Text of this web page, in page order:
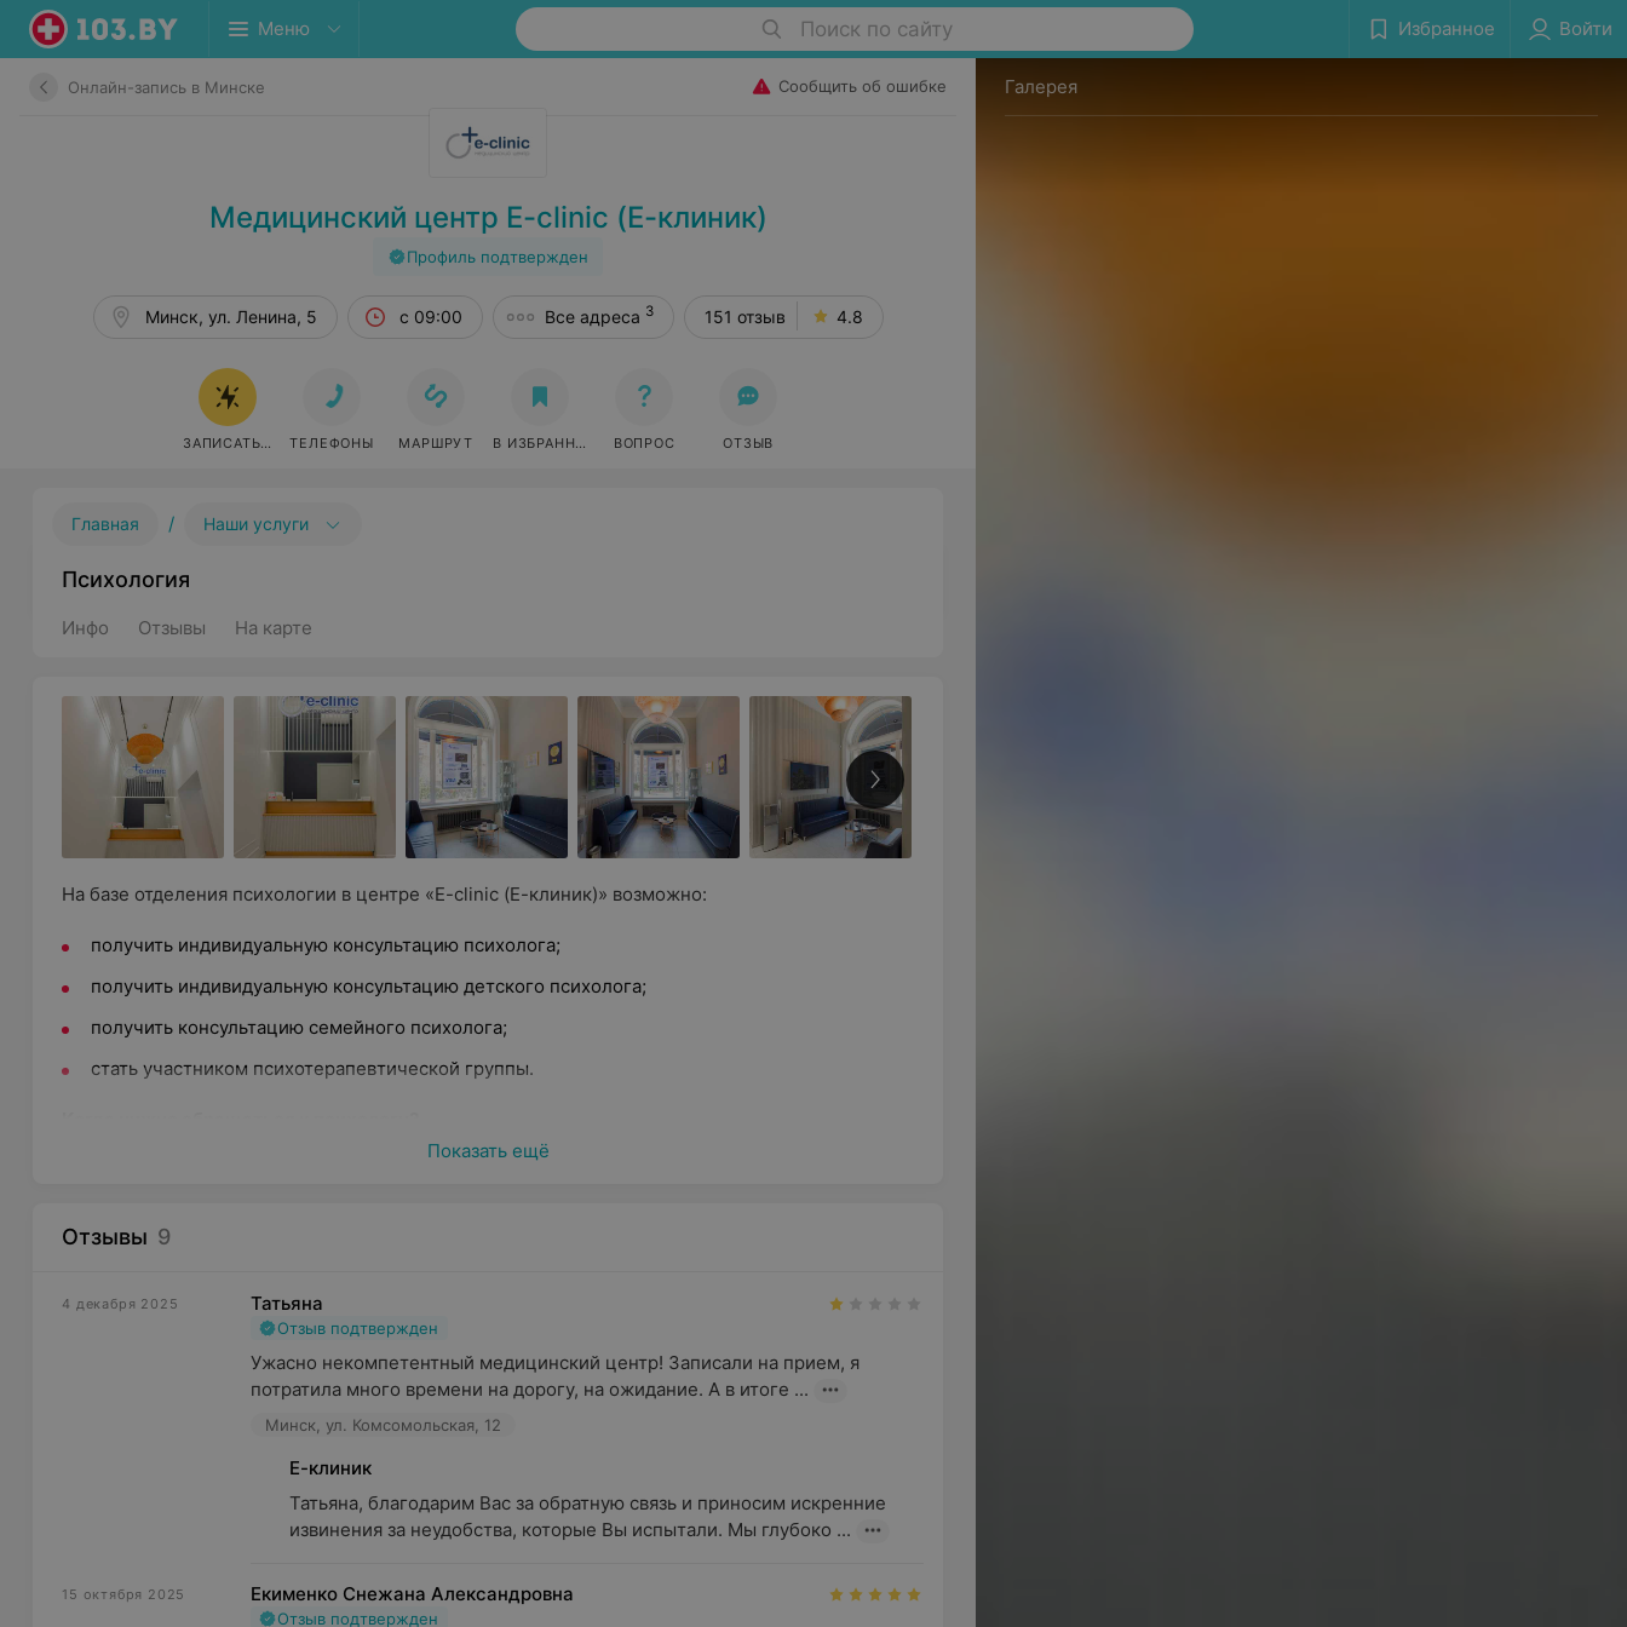
Меню Поиск по сайту Избранное Войти
Онлайн-запись в Минске Сообщить об ошибке
Медицинский центр E-clinic (Е-клиник)
Профиль подтвержден
Минск, ул. Ленина, 5 с 09:00 Все адреса 3 151 отзыв 4.8
ЗАПИСАТЬСЯ ОНЛАЙН
ТЕЛЕФОНЫ МАРШРУТ В ИЗБРАННОЕ ВОПРОС ОТЗЫВ
Главная / Наши услуги
Психология
Инфо Отзывы На карте
На базе отделения психологии в центре «E-clinic (Е-клиник)» возможно:
получить индивидуальную консультацию психолога;
получить индивидуальную консультацию детского психолога;
получить консультацию семейного психолога;
стать участником психотерапевтической группы.
(например, с утратой близкого человека).
нестабильный эмоциональный фон;
сложности с контролем эмоций;
чувство одиночества;
комплекс неполноценности;
синдром отличника;
Показать ещё
Отзывы 9
4 декабря 2025 Татьяна
Отзыв подтвержден
Ужасно некомпетентный медицинский центр! Записали на прием, я
потратила много времени на дорогу, на ожидание. А в итоге ...
Минск, ул. Комсомольская, 12
Е-клиник
Татьяна, благодарим Вас за обратную связь и приносим искренние
извинения за неудобства, которые Вы испытали. Мы глубоко ...
15 октября 2025 Екименко Снежана Александровна
Отзыв подтвержден
Галерея